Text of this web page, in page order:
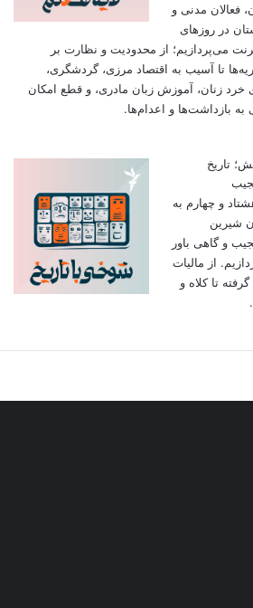
فعالان مدنی و
در روزهای
می‌پردازیم؛ از محدودیت و نظارت بر
تا آسیب به اقتصاد مرزی، گردشگری،
زنان، آموزش زبان مادری، و قطع امکان
بازداشت‌ها و اعدام‌ها.
تاریخ
و چهارم به
شیرین
و گاهی باور
از مالیات
تا کلاه و